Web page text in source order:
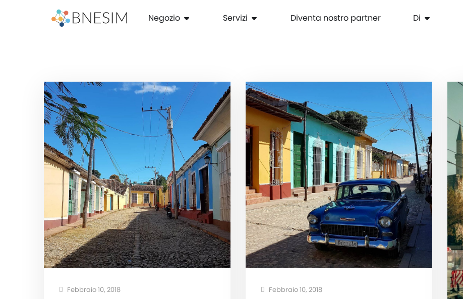
Negozio Servizi Diventa nostro partner Di
Febbraio 10, 2018 Febbraio 10, 2018